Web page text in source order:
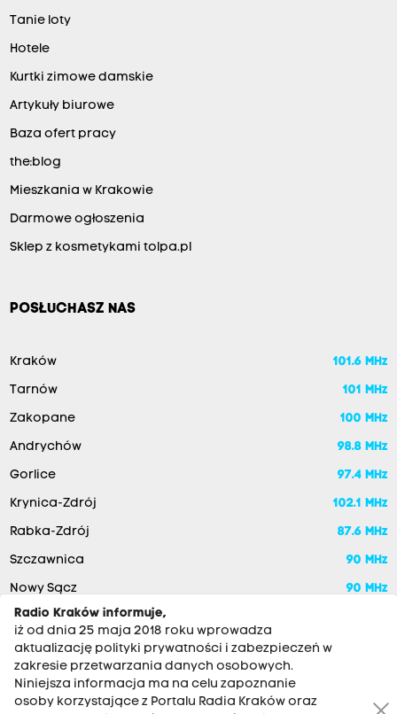
Tanie loty
Hotele
Kurtki zimowe damskie
Artykuły biurowe
Baza ofert pracy
the:blog
Mieszkania w Krakowie
Darmowe ogłoszenia
Sklep z kosmetykami tolpa.pl
POSŁUCHASZ NAS
Kraków 101.6 MHz
Tarnów 101 MHz
Zakopane 100 MHz
Andrychów 98.8 MHz
Gorlice 97.4 MHz
Krynica-Zdrój 102.1 MHz
Rabka-Zdrój 87.6 MHz
Szczawnica 90 MHz
Nowy Sącz
90 MHz
Radio Kraków informuje,
iż od dnia 25 maja 2018 roku wprowadza
aktualizację polityki prywatności i zabezpieczeń w
zakresie przetwarzania danych osobowych.
Niniejsza informacja ma na celu zapoznanie
osoby korzystające z Portalu Radia Kraków oraz